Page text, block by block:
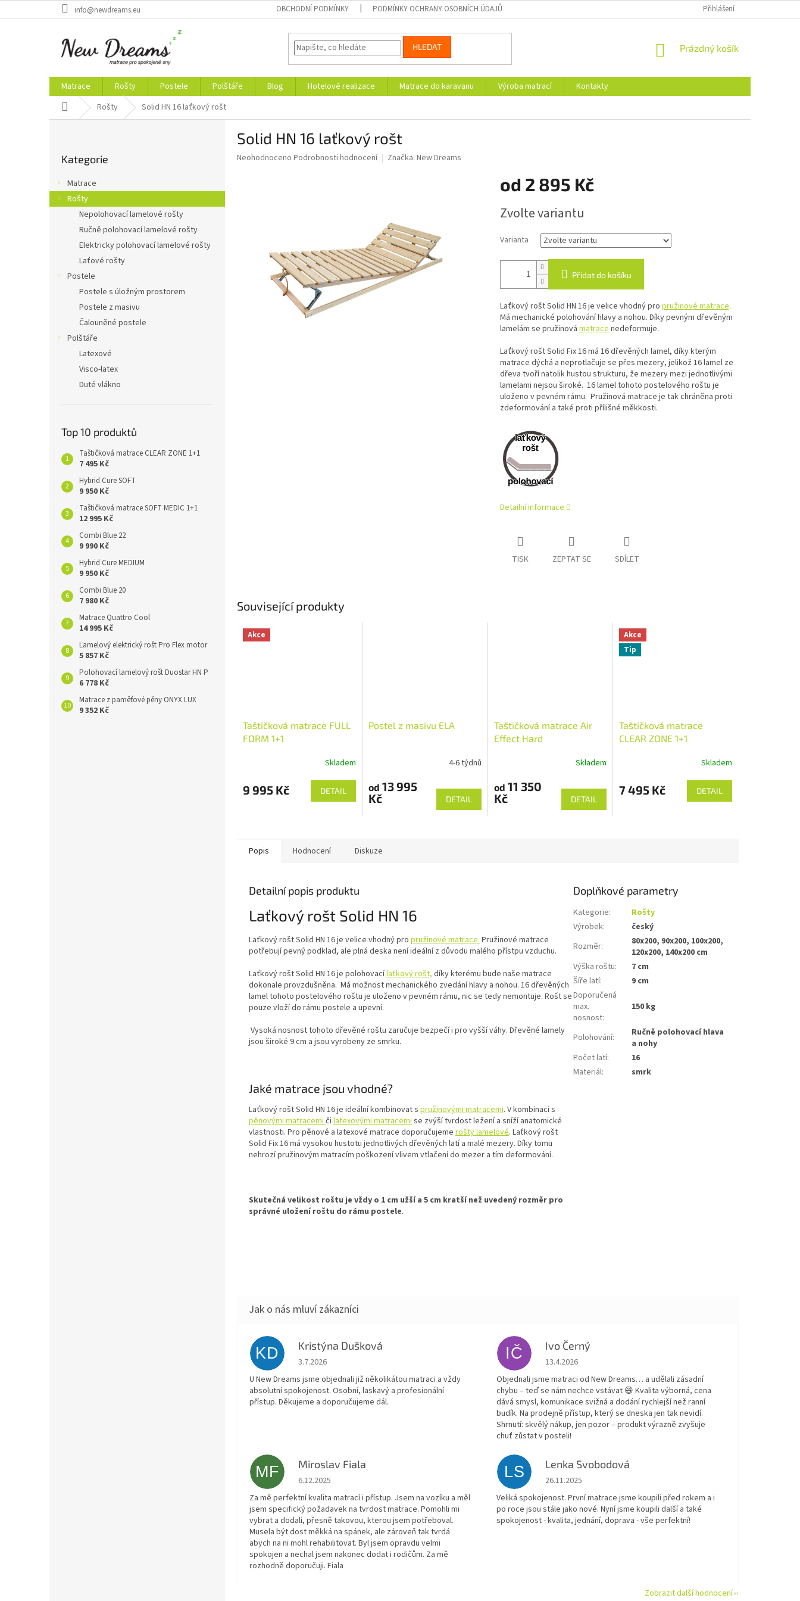
na
info@newdreams.eu OBCHODNÍ PODMÍNKY PODMÍNKY OCHRANY OSOBNÍCH ÚDAJŮ Přihlášení
HLEDAT
NÁKUPNÍ
Prázdný košík
Matrace Rošty Postele Polštáře Blog Hotelové realizace Matrace do karavanu Výroba matrací
Kontakty
Domů Rošty Solid HN 16 laťkový rošt
a
n
kategorie
Kategorie
Matrace
Rošty
Nepolohovací lamelové rošty
Ručně polohovací lamelové rošty
Elektricky polohovací lamelové rošty
Laťové rošty
Postele
Postele s úložným prostorem
Postele z masivu
Čalouněné postele
Polštáře
Latexové
Visco-latex
Duté vlákno
Top 10 produktů
Taštičková matrace CLEAR ZONE 1+1
7 495 Kč
Hybrid Cure SOFT
9 950 Kč
Taštičková matrace SOFT MEDIC 1+1
12 995 Kč
Combi Blue 22
9 990 Kč
Hybrid Cure MEDIUM
9 950 Kč
Combi Blue 20
7 980 Kč
Matrace Quattro Cool
14 995 Kč
Lamelový elektrický rošt Pro Flex motor
5 857 Kč
Polohovací lamelový rošt Duostar HN P
6 778 Kč
Matrace z paměťové pěny ONYX LUX
9 352 Kč
Solid HN 16 laťkový rošt
Průměrné
Neohodnoceno Podrobnosti hodnocení Značka: New Dreams
od 2 895 Kč
cena:
Zvolte variantu
Varianta
Přidat do košíku
Laťkový rošt Solid HN 16 je velice vhodný pro pružinové matrace.
Má mechanické polohování hlavy a nohou. Díky pevným dřevěným
lamelám se pružinovámatracenedeformuje.
Laťkový rošt Solid Fix 16 má 16 dřevěných lamel, díky kterým
matrace dýchá a neprotlačuje se přes mezery, jelikož 16 lamel ze
dřeva tvoří natolik hustou strukturu, že mezery mezi jednotlivými
lamelami nejsou široké. 16 lamel tohoto postelového roštu je
uloženo v pevném rámu. Pružinová matrace je tak chráněna proti
zdeformování a také proti přílišné měkkosti.
Detailní informace
TISK ZEPTAT SE SDÍLET
Související produkty
Akce
Taštičková matrace FULL
FORM 1+1
Skladem
9 995 Kč DETAIL
Postel z masivu ELA
4-6 týdnů
od 13 995
Kč
DETAIL
Taštičková matrace Air
Effect Hard
Skladem
od 11 350
Kč
DETAIL
Akce
Tip
Taštičková matrace
CLEAR ZONE 1+1
Skladem
7 495 Kč DETAIL
Popis Hodnocení Diskuze
Detailní popis produktu
Laťkový rošt Solid HN 16
Laťkový rošt Solid HN 16 je velice vhodný pro pružinové matrace. Pružinové matrace
potřebují pevný podklad, ale plná deska není ideální z důvodu malého přístpu vzduchu.
Laťkový rošt Solid HN 16 je polohovacílaťkový rošt, díky kterému bude naše matrace
dokonale provzdušněna. Má možnost mechanického zvedání hlavy a nohou. 16 dřevěných
lamel tohoto postelového roštu je uloženo v pevném rámu, nic se tedy nemontuje. Rošt se
pouze vloží do rámu postele a upevní.
Vysoká nosnost tohoto dřevěné roštu zaručuje bezpečí i pro vyšší váhy. Dřevěné lamely
jsou široké 9 cm a jsou vyrobeny ze smrku.
Jaké matrace jsou vhodné?
Laťkový rošt Solid HN 16 je ideální kombinovat s pružinovými matracemi. V kombinaci s
pěnovými matracemiči latexovými matracemise zvýší tvrdost ležení a sníží anatomické
vlastnosti. Pro pěnové a latexové matrace doporučujeme rošty lamelové. Laťkový rošt
Solid Fix 16 má vysokou hustotu jednotlivých dřevěných latí a malé mezery. Díky tomu
nehrozí pružinovým matracím poškození vlivem vtlačení do mezer a tím deformování.
Skutečná velikost roštu je vždy o 1 cm užší a 5 cm kratší než uvedený rozměr pro
správné uložení roštu do rámu postele.
Doplňkové parametry
Kategorie:
Rošty
Výrobek:
český
Rozměr:
80x200, 90x200, 100x200,
120x200, 140x200 cm
Výška roštu:
7 cm
Šíře latí:
9 cm
Doporučená
max.
nosnost:
150 kg
Polohování:
Ručně polohovací hlava
a nohy
Počet latí:
16
Materiál: smrk
KD Kristýna Dušková
Hodnocení obchodu je 5 z 5 hvězdiček.
3.7.2026
U New Dreams jsme objednali již několikátou matraci a vždy
absolutní spokojenost. Osobní, laskavý a profesionální
přístup. Děkujeme a doporučujeme dál.
IČ Ivo Černý
Hodnocení obchodu je 5 z 5 hvězdiček.
13.4.2026
Objednali jsme matraci od New Dreams… a udělali zásadní
chybu – teď se nám nechce vstávat 😄 Kvalita výborná, cena
dává smysl, komunikace svižná a dodání rychlejší než ranní
budík. Na prodejně přístup, který se dneska jen tak nevidí.
Shrnutí: skvělý nákup, jen pozor – produkt výrazně zvyšuje
chuť zůstat v posteli!
MF Miroslav Fiala
Hodnocení obchodu je 5 z 5 hvězdiček.
6.12.2025
Za mě perfektní kvalita matrací i přístup. Jsem na vozíku a měl
jsem specifický požadavek na tvrdost matrace. Pomohli mi
vybrat a dodali, přesně takovou, kterou jsem potřeboval.
Musela být dost měkká na spánek, ale zároveň tak tvrdá
abych na ni mohl rehabilitovat. Byl jsem opravdu velmi
spokojen a nechal jsem nakonec dodat i rodičům. Za mě
rozhodně doporučuji. Fiala
LS Lenka Svobodová
Hodnocení obchodu je 5 z 5 hvězdiček.
26.11.2025
Veliká spokojenost. První matrace jsme koupili před rokem a i
po roce jsou stále jako nové. Nyní jsme koupili další a také
spokojenost - kvalita, jednání, doprava - vše perfektní!
Zobrazit další hodnocení